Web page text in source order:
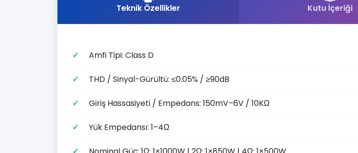
Teknik Özellikler Kutu İçeriği
Amfi Tipi: Class D
THD / Sinyal-Gürültü: ≤0.05% / ≥90dB
Giriş Hassasiyeti / Empedans: 150mV–6V / 10KΩ
Yük Empedansı: 1–4Ω